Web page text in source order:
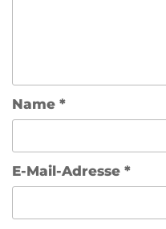
Name *
E-Mail-Adresse *